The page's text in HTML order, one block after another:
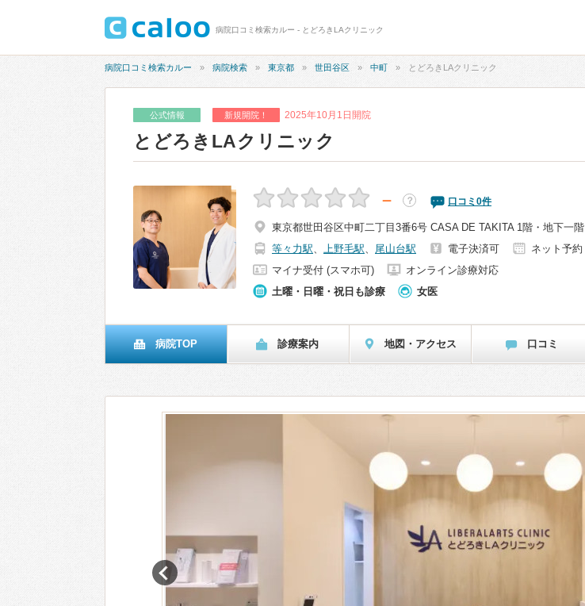
病院口コミ検索カルー - とどろきLAクリニック
病院口コミ検索カルー 病院検索 東京都 世田谷区 中町 とどろきLAクリニック
公式情報 新規開院！ 2025年10月1日開院
とどろきLAクリニック
－ ？ 口コミ 0件
東京都世田谷区中町二丁目3番6号 CASA DE TAKITA 1階・地下一階
等々力駅、 上野毛駅、 尾山台駅 電子決済可
ネット予約
マイナ受付 (スマホ可)
オンライン診療対応
土曜・日曜・祝日も診療
女医
病院TOP 診療案内 地図・アクセス 口コミ